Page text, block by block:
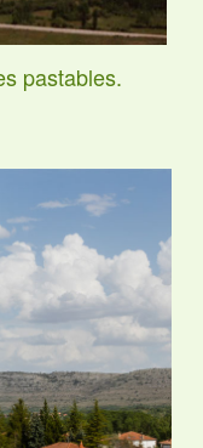
pastables.